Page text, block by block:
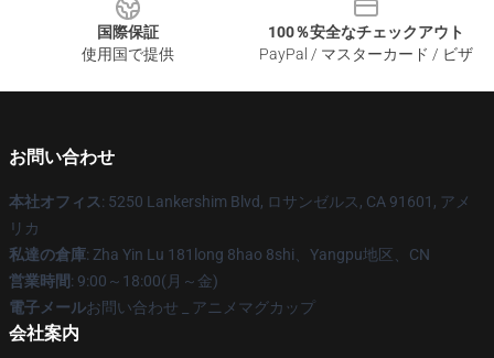
国際保証
使用国で提供
100％安全なチェックアウト
PayPal / マスターカード / ビザ
お問い合わせ
本社オフィス: 5250 Lankershim Blvd, ロサンゼルス, CA 91601, アメ
リカ
私達の倉庫: Zha Yin Lu 181long 8hao 8shi、Yangpu地区、CN
営業時間: 9:00～18:00(月～金)
電子メールお問い合わせ _ アニメマグカップ
会社案内